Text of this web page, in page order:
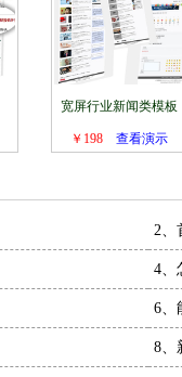
宽屏行业新闻类模板
￥198 查看演示
2、
4、
6、
8、